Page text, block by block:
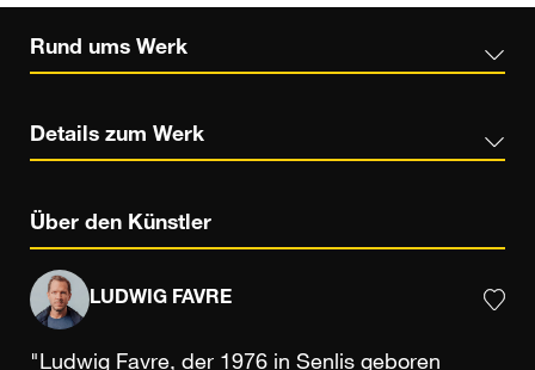
Rund ums Werk
Details zum Werk
Über den Künstler
LUDWIG FAVRE
"Ludwig Favre, der 1976 in Senlis geboren